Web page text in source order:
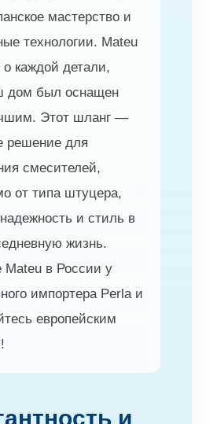
мастерство и
технологии. Mateu
о каждой детали,
дом был оснащен
Этот шланг —
решение для
смесителей,
от типа штуцера,
и стиль в
жизнь.
Mateu в России у
импортера Perla и
европейским
и